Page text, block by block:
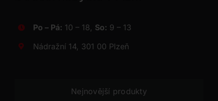
Po – Pá: 10 – 18, So: 9 – 13
Nádražní 14, 301 00 Plzeň
Nejnovější produkty